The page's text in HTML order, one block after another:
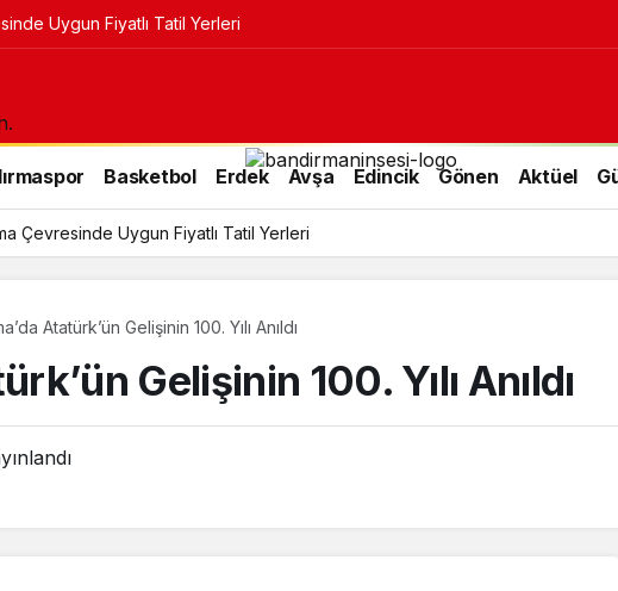
Uygun Fiyatlı Tatil Yerleri
Basketbol Erdek Avşa Edincik Gönen Aktüel
Çevresinde Uygun Fiyatlı Tatil Yerleri
Atatürk’ün Gelişinin 100. Yılı Anıldı
Gelişinin 100. Yılı Anıldı